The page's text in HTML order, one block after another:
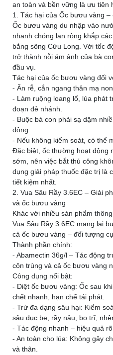
an toàn và bền vững là ưu tiên
1. Tác hại của Ốc bươu vàng
Ốc bươu vàng du nhập vào
nhanh chóng lan rộng khắp
bằng sông Cửu Long. Với tốc
trở thành nỗi ám ảnh của bà
đầu vụ.
Tác hại của ốc bươu vàng đối
- Ăn rễ, cắn ngang thân mạ
- Làm ruộng loang lổ, lúa phát
đoạn đẻ nhánh.
- Buộc bà con phải sạ dặm
động.
- Nếu không kiểm soát, có thể
Đặc biệt, ốc thường hoạt động
sớm, nên việc bắt thủ công
dụng giải pháp thuốc đặc trị là
tiết kiệm nhất.
2. Vua Sâu Rầy 3.6EC – Giải
và ốc bươu vàng
Khác với nhiều sản phẩm
Vua Sâu Rầy 3.6EC mang lại
cả ốc bươu vàng – đối tượng
Thành phần chính:
- Abamectin 36g/l – Tác động
côn trùng và cả ốc bươu vàng
Công dụng nổi bật:
- Diệt ốc bươu vàng: Ốc sau
chết nhanh, hạn chế tái phát.
- Trừ đa dạng sâu hại: Kiểm
sâu đục bẹ, rầy nâu, bọ trĩ,
- Tác động nhanh – hiệu quả
- An toàn cho lúa: Không gây
và thân.